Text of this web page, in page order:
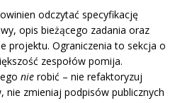
odczytać specyfikację
opis bieżącego zadania oraz
projektu. Ograniczenia to sekcja o
zespołów pomija.
nie robić – nie refaktoryzuj
nie zmieniaj podpisów publicznych